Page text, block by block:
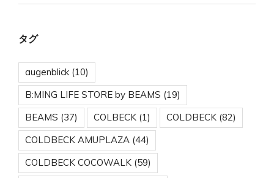
タグ
augenblick(10)
B:MING LIFE STORE by BEAMS (19)
BEAMS (37) COLBECK (1) COLDBECK (82)
COLDBECK AMUPLAZA (44)
COLDBECK COCOWALK (59)